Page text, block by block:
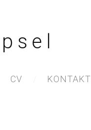
s e l
CV KONTAKT